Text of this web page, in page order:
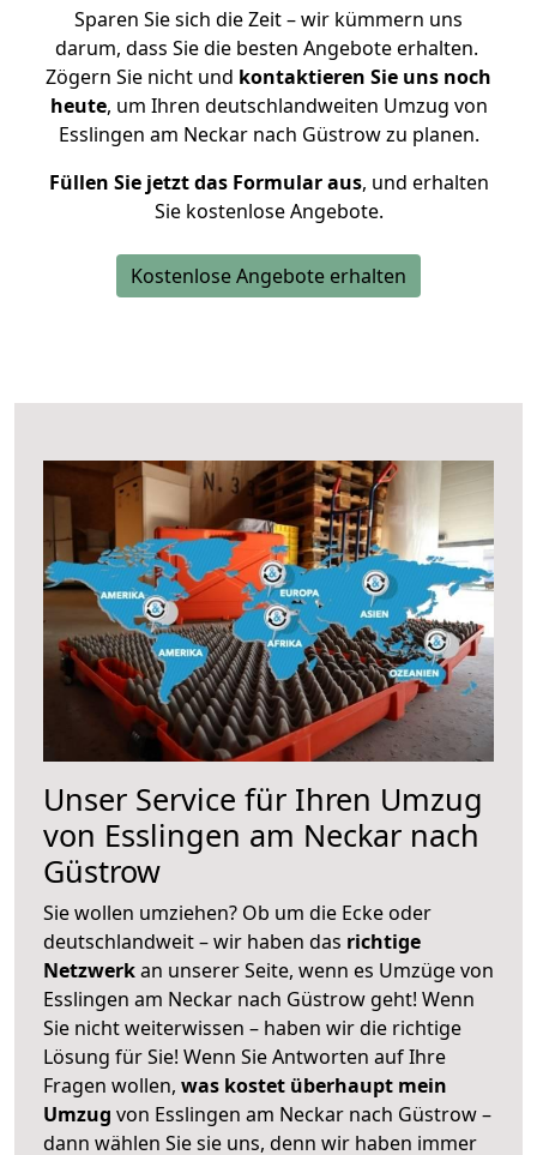
Sparen Sie sich die Zeit – wir kümmern uns
darum, dass Sie die besten Angebote erhalten.
Zögern Sie nicht und kontaktieren Sie uns noch
heute, um Ihren deutschlandweiten Umzug von
Esslingen am Neckar nach Güstrow zu planen.
Füllen Sie jetzt das Formular aus, und erhalten
Sie kostenlose Angebote.
Kostenlose Angebote erhalten
Unser Service für Ihren Umzug
von Esslingen am Neckar nach
Güstrow
Sie wollen umziehen? Ob um die Ecke oder
deutschlandweit – wir haben das richtige
Netzwerkan unserer Seite, wenn es Umzüge von
Esslingen am Neckar nach Güstrow geht! Wenn
Sie nicht weiterwissen – haben wir die richtige
Lösung für Sie! Wenn Sie Antworten auf Ihre
Fragen wollen, was kostet überhaupt mein
Umzug von Esslingen am Neckar nach Güstrow –
dann wählen Sie sie uns, denn wir haben immer